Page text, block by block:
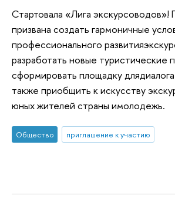
Стартовала «Лига экскурсоводов»!
призвана создать гармоничные
профессионального
разработать новые туристические
сформировать площадку
также приобщить к искусству
юных жителей страны имолодежь.
Общество приглашение к участию